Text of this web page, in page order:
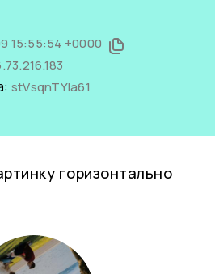
15:55:54 +0000
stVsqnTYIa61
горизонтально